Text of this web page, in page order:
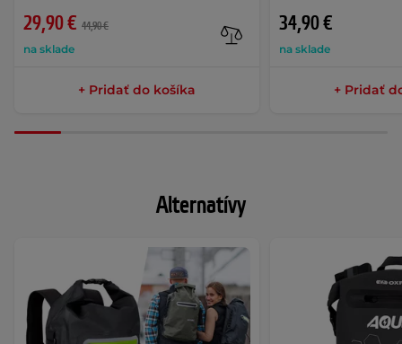
29,90 € 44,90 €
na sklade
+ Pridať do košíka
34,90 €
na sklade
+ Pridať
Alternatívy